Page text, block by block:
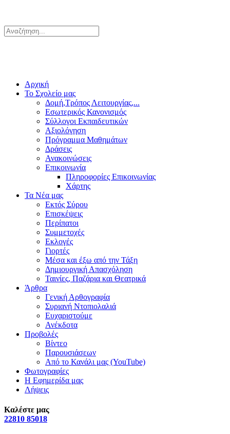
Αρχική
Το Σχολείο μας
Δομή,Τρόπος Λειτουργίας,...
Εσωτερικός Κανονισμός
Σύλλογοι Εκπαιδευτικών
Αξιολόγηση
Πρόγραμμα Μαθημάτων
Δράσεις
Ανακοινώσεις
Επικοινωνία
Πληροφορίες Επικοινωνίας
Χάρτης
Τα Νέα μας
Εκτός Σύρου
Επισκέψεις
Περίπατοι
Συμμετοχές
Εκλογές
Γιορτές
Μέσα και έξω από την Τάξη
Δημιουργική Απασχόληση
Ταινίες, Παζάρια και Θεατρικά
Άρθρα
Γενική Αρθογραφία
Συριανή Ντοπιολαλιά
Ευχαριστούμε
Ανέκδοτα
Προβολές
Βίντεο
Παρουσιάσεων
Από το Κανάλι μας (YouTube)
Φωτογραφίες
Η Εφημερίδα μας
Λήψεις
Καλέστε μας
22810 85018